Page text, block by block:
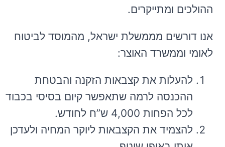
ההולכים ומתייקרים.
אנו דורשים מממשלת ישראל, מהמוסד לביטוח
לאומי וממשרד האוצר:
להעלות את קצבאות הזקנה והבטחת
ההכנסה לרמה שתאפשר קיום בסיסי בכבוד
לכל הפחות 4,000 ש”ח לחודש.
להצמיד את הקצבאות ליוקר המחיה ולעדכן